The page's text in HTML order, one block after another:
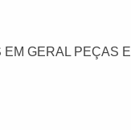
GERAL PEÇAS E